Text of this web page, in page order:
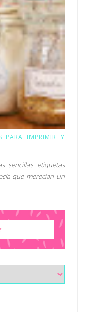
PARA IMPRIMIR Y
sencillas etiquetas
que merecían un